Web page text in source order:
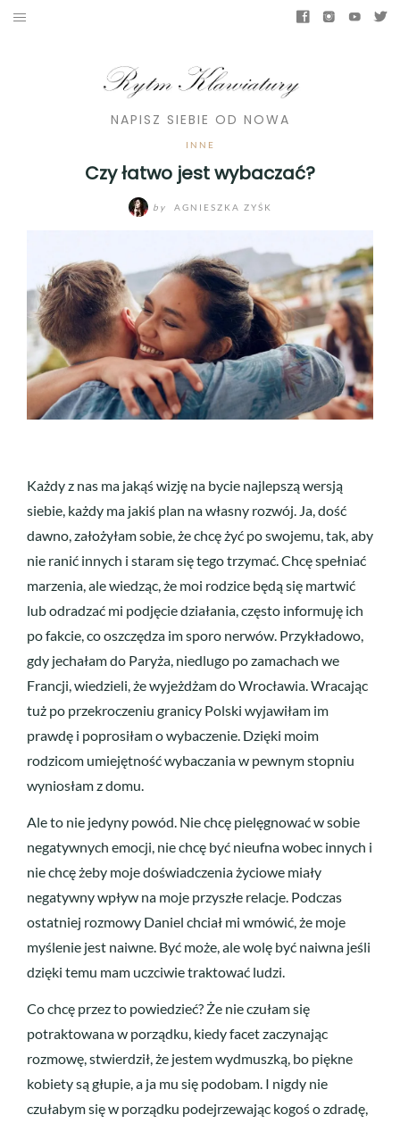
NAPISZ SIEBIE OD NOWA
INNE
Czy łatwo jest wybaczać?
by AGNIESZKA ZYŚK
Każdy z nas ma jakąś wizję na bycie najlepszą wersją
siebie, każdy ma jakiś plan na własny rozwój. Ja, dość
dawno, założyłam sobie, że chcę żyć po swojemu, tak, aby
nie ranić innych i staram się tego trzymać. Chcę spełniać
marzenia, ale wiedząc, że moi rodzice będą się martwić
lub odradzać mi podjęcie działania, często informuję ich
po fakcie, co oszczędza im sporo nerwów. Przykładowo,
gdy jechałam do Paryża, niedlugo po zamachach we
Francji, wiedzieli, że wyjeżdżam do Wrocławia. Wracając
tuż po przekroczeniu granicy Polski wyjawiłam im
prawdę i poprosiłam o wybaczenie. Dzięki moim
rodzicom umiejętność wybaczania w pewnym stopniu
wyniosłam z domu.
Ale to nie jedyny powód. Nie chcę pielęgnować w sobie
negatywnych emocji, nie chcę być nieufna wobec innych i
nie chcę żeby moje doświadczenia życiowe miały
negatywny wpływ na moje przyszłe relacje. Podczas
ostatniej rozmowy Daniel chciał mi wmówić, że moje
myślenie jest naiwne. Być może, ale wolę być naiwna jeśli
dzięki temu mam uczciwie traktować ludzi.
Co chcę przez to powiedzieć? Że nie czułam się
potraktowana w porządku, kiedy facet zaczynając
rozmowę, stwierdził, że jestem wydmuszką, bo piękne
kobiety są głupie, a ja mu się podobam. I nigdy nie
czułabym się w porządku podejrzewając kogoś o zdradę,